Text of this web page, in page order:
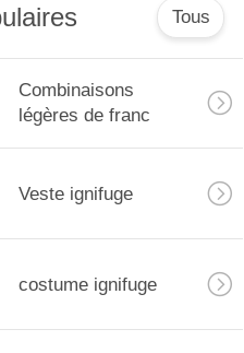
Tous
Combinaisons
légères de franc
Veste ignifuge
costume ignifuge